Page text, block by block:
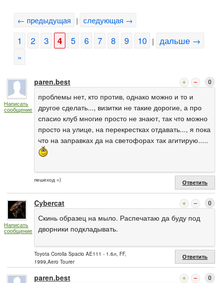
← предыдущая | следующая →
1 2 3 4 5 6 7 8 9 10 |
дальше →
»
Написать
сообщение
paren.best 0
проблемы нет, кто против, однако можно и то и
другое сделать..., визитки не такие дорогие, а про
спасио клуб многие просто не знают, так что можно
просто на улице, на перекрестках отдавать..., я пока
что на заправках да на светофорах так агитирую.....
пешеход =) Ответить
Написать
сообщение
Cybercat 0
Скинь образец на мыло. Распечатаю да буду под
дворники подкладывать.
Toyota Corolla Spacio AE111 - 1.6л, FF,
1999,Aero Tourer
Ответить
paren.best 0